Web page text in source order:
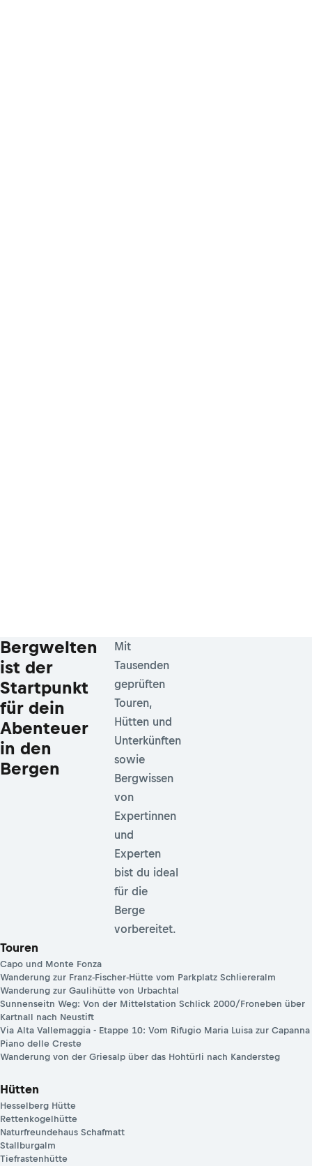
Bergwelten
ist der
Startpunkt
für dein
Abenteuer
in den
Bergen
Mit
Tausenden
geprüften
Touren,
Hütten und
Unterkünften
sowie
Bergwissen
von
Expertinnen
und
Experten
bist du ideal
für die
Berge
vorbereitet.
Touren
Capo und Monte Fonza
Wanderung zur Franz-Fischer-Hütte vom Parkplatz Schliereralm
Wanderung zur Gaulihütte von Urbachtal
Sunnenseitn Weg: Von der Mittelstation Schlick 2000/Froneben über
Kartnall nach Neustift
Via Alta Vallemaggia - Etappe 10: Vom Rifugio Maria Luisa zur Capanna
Piano delle Creste
Wanderung von der Griesalp über das Hohtürli nach Kandersteg
Hütten
Hesselberg Hütte
Rettenkogelhütte
Naturfreundehaus Schafmatt
Stallburgalm
Tiefrastenhütte